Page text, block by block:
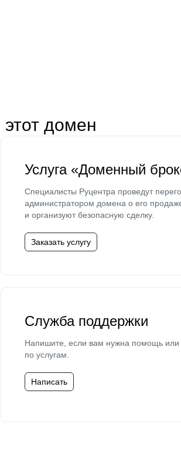
этот домен
Услуга «Доменный
Специалисты Руцентра проведут
администратором домена о его
и организуют безопасную сделку.
Заказать услугу
Служба поддержки
Напишите, если вам нужна помощь или
по услугам.
Написать